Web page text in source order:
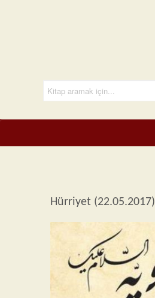
Basında Çıkanlar
Hürriyet (22.05.2017)